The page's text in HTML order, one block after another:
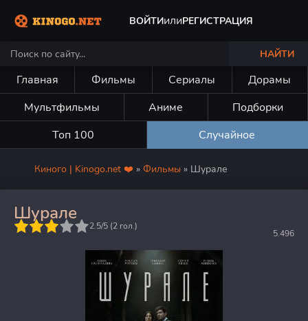
ВОЙТИилиРЕГИСТРАЦИЯ
НАЙТИ
Главная Фильмы Сериалы
Дорамы
Мультфильмы
Аниме
Подборки
Топ 100
Случайное
Киного | Kinogo.net ❤️ » Фильмы » Шурале
Шурале
5.496
2.5/5 (2 гол.)